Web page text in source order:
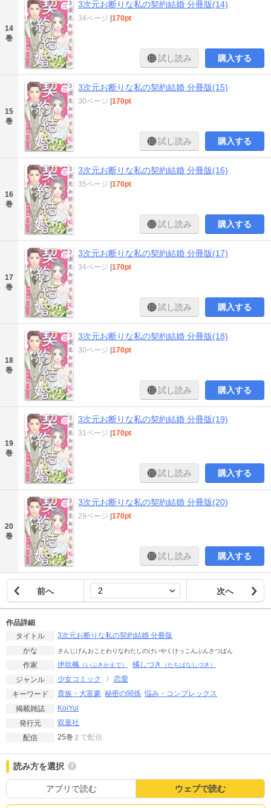
14
巻
3次元お断りな私の契約結婚 分冊版(14)
34ページ 170pt
試し読み 購入する
15
巻
3次元お断りな私の契約結婚 分冊版(15)
30ページ 170pt
試し読み 購入する
16
巻
3次元お断りな私の契約結婚 分冊版(16)
35ページ 170pt
試し読み 購入する
17
巻
3次元お断りな私の契約結婚 分冊版(17)
34ページ 170pt
試し読み 購入する
18
巻
3次元お断りな私の契約結婚 分冊版(18)
30ページ 170pt
試し読み 購入する
19
巻
3次元お断りな私の契約結婚 分冊版(19)
31ページ 170pt
試し読み 購入する
20
巻
3次元お断りな私の契約結婚 分冊版(20)
29ページ 170pt
試し読み 購入する
前へ 次へ
作品詳細
タイトル
3次元お断りな私の契約結婚 分冊版
かな
さんじげんおことわりなわたしのけいやくけっこんぶんさつばん
作家 伊吹楓 （いぶきかえで） 橘しづき （たちばなしづき）
ジャンル 少女コミック
恋愛
キーワード
貴族・大富豪 秘密の関係 悩み・コンプレックス
掲載雑誌
KoiYui
発行元
双葉社
配信
25巻 まで配信
読み方を選択
アプリで読む ウェブで読む